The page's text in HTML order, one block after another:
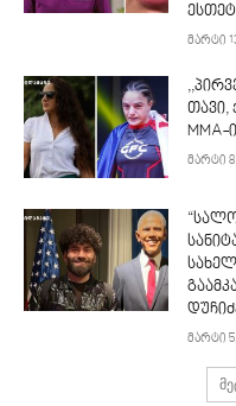
მარტი
თავი,
მარტი
მარტი